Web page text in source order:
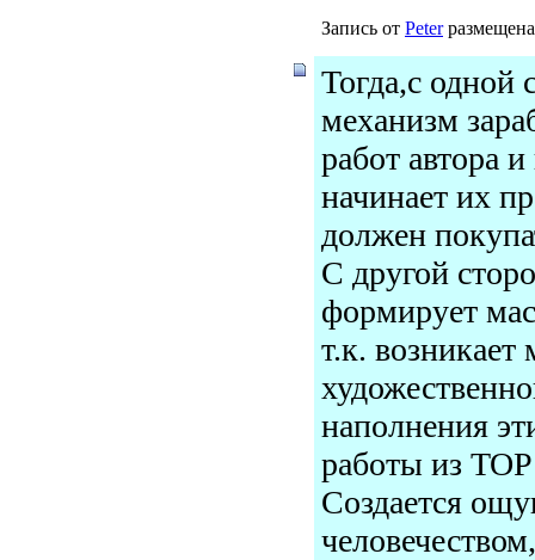
Запись от Peter
Тогда,с одной
механизм
работ автора
начинает их
должен
С другой
формирует
т.к. возникает
наполнения
работы из
Создается